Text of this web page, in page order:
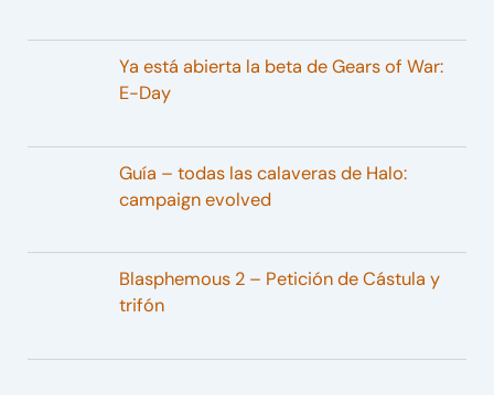
Ya está abierta la beta de Gears of War:
E-Day
Guía – todas las calaveras de Halo:
campaign evolved
Blasphemous 2 – Petición de Cástula y
trifón